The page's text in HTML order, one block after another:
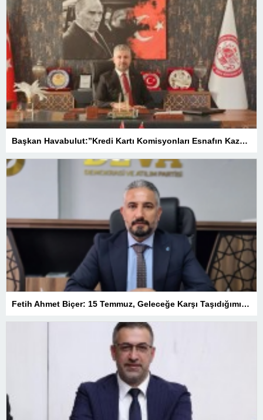
Başkan Havabulut:”Kredi Kartı Komisyonları Esnafın Kazancını Eritiyor”
Fetih Ahmet Biçer: 15 Temmuz, Geleceğe Karşı Taşıdığımız Sorumluluğu Hatırlatan Bir Milattır